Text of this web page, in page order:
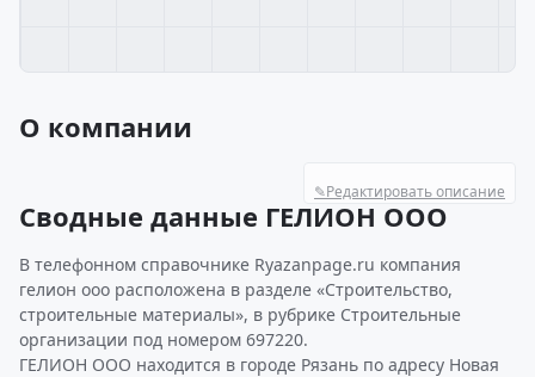
О компании
✎Редактировать описание
Сводные данные ГЕЛИОН ООО
В телефонном справочнике Ryazanpage.ru компания
гелион ооо расположена в разделе «Строительство,
строительные материалы», в рубрике Строительные
организации под номером 697220.
ГЕЛИОН ООО находится в городе Рязань по адресу Новая